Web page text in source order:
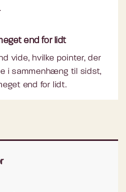
end for lidt
vide, hvilke pointer, der
i sammenhæng til sidst,
end for lidt.